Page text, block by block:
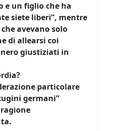
e un figlio che ha
siete liberi”, mentre
avevano solo
di allearsi coi
giustiziati in
particolare
germani”